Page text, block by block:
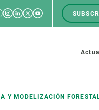
Instagram
Linkedin
TwitterYoutube
top
Y MODELIZACIÓN